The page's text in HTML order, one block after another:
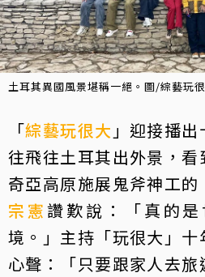
土耳其異國風景堪稱一絕。圖/綜藝玩
「綜藝玩很大 」迎接播
往飛往土耳其出外景，
奇亞高原施展鬼斧神工的
宗憲讚歎說：「真的
境。」主持「玩很大」
心聲：「只要跟家人去